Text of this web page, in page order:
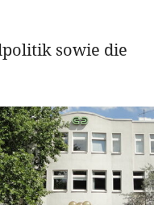
sowie die